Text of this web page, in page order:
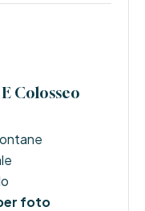
Colosseo
foto